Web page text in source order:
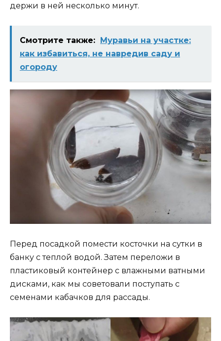
держи в ней несколько минут.
Смотрите также: Муравьи на участке:
как избавиться, не навредив саду и
огороду
Перед посадкой помести косточки на сутки в
банку с теплой водой. Затем переложи в
пластиковый контейнер с влажными ватными
дисками, как мы советовали поступать с
семенами кабачков для рассады.